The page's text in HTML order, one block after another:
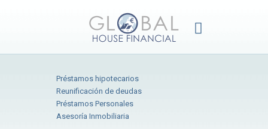
Préstamos hipotecarios
Reunificación de deudas
Préstamos Personales
Asesoría Inmobiliaria